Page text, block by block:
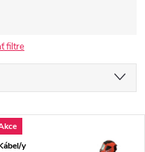
filtre
y